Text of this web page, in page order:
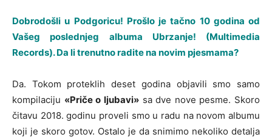
Dobrodošli u Podgoricu! Prošlo je tačno 10 godina od
Vašeg poslednjeg albuma Ubrzanje! (Multimedia
Records). Da li trenutno radite na novim pjesmama?
Da. Tokom proteklih deset godina objavili smo samo
kompilaciju «Priče o ljubavi»sa dve nove pesme. Skoro
čitavu 2018. godinu proveli smo u radu na novom albumu
koji je skoro gotov. Ostalo je da snimimo nekoliko detalja